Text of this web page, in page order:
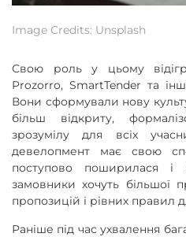
Image Credits: Unsplash
Свою роль у цьому
Prozorro, SmartTender та
Вони сформували нову
більш відкриту,
зрозумілу для всіх
девелопмент має свою
поступово поширилася і
замовники хочуть більшої
пропозицій і рівних правил
Раніше під час ухвалення